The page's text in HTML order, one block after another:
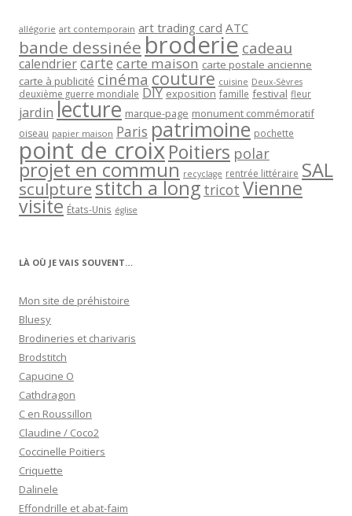
allégorie art contemporain art trading card ATC
bande dessinée broderie cadeau
calendriercartecarte maison carte postale ancienne
carte à publicité cinéma couture cuisine Deux-Sèvres
deuxième guerre mondiale DIY exposition famille festival fleur
jardin lecture marque-page monument commémoratif
oiseau papier maison Paris patrimoine pochette
point de croixPoitiers polar
projet en commun recyclage rentrée littéraire SAL
sculpturestitch a long tricot Vienne
visite États-Unis église
LÀ OÙ JE VAIS SOUVENT…
Mon site de préhistoire
Bluesy
Brodineries et charivaris
Brodstitch
Capucine O
Cathdragon
C en Roussillon
Claudine / Coco2
Coccinelle Poitiers
Criquette
Dalinele
Effondrille et abat-faim